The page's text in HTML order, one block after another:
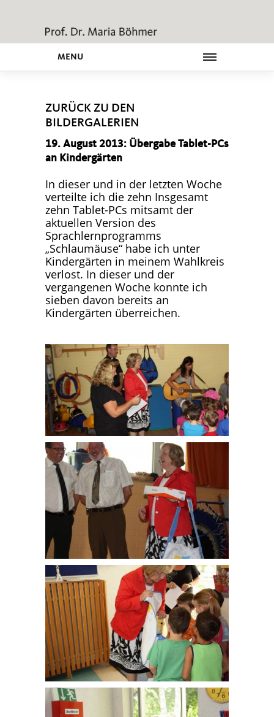
MENU
ZURÜCK ZU DEN
BILDERGALERIEN
19. August 2013: Übergabe Tablet-PCs
an Kindergärten
In dieser und in der letzten Woche
verteilte ich die zehn Insgesamt
zehn Tablet-PCs mitsamt der
aktuellen Version des
Sprachlernprogramms
Schlaumäuse“ habe ich unter
Kindergärten in meinem Wahlkreis
verlost. In dieser und der
vergangenen Woche konnte ich
sieben davon bereits an
Kindergärten überreichen.